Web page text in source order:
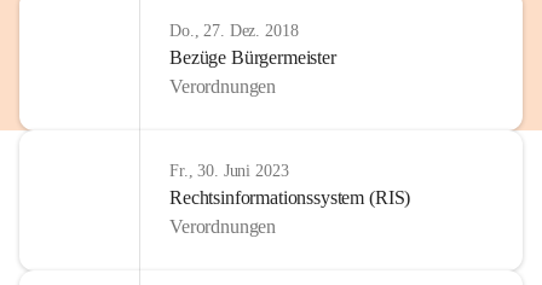
Do., 27. Dez. 2018
Bezüge Bürgermeister
Verordnungen
Fr., 30. Juni 2023
Rechtsinformationssystem (RIS)
Verordnungen